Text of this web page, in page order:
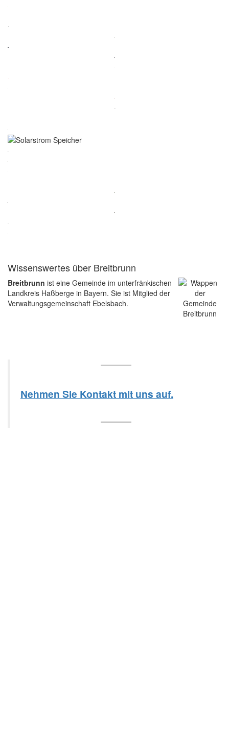
Wissenswertes über Breitbrunn
Breitbrunn ist eine Gemeinde im unterfränkischen
Landkreis Haßberge in Bayern. Sie ist Mitglied der
Verwaltungsgemeinschaft Ebelsbach.
Nehmen Sie Kontakt mit uns auf.